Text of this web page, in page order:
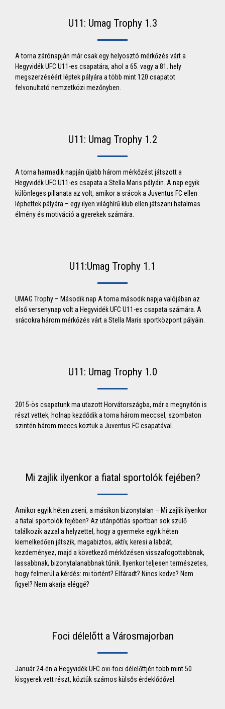
U11: Umag Trophy 1.3
A torna zárónapján már csak egy helyosztó mérkőzés várt a
Hegyvidék UFC U11-es csapatára, ahol a 65. vagy a 81. hely
megszerzéséért léptek pályára a több mint 120 csapatot
felvonultató nemzetközi mezőnyben.
U11: Umag Trophy 1.2
A torna harmadik napján újabb három mérkőzést játszott a
Hegyvidék UFC U11-es csapata a Stella Maris pályáin. A nap egyik
különleges pillanata az volt, amikor a srácok a Juventus FC ellen
léphettek pályára – egy ilyen világhírű klub ellen játszani hatalmas
élmény és motiváció a gyerekek számára.
U11:Umag Trophy 1.1
UMAG Trophy – Második nap A torna második napja valójában az
első versenynap volt a Hegyvidék UFC U11-es csapata számára. A
srácokra három mérkőzés várt a Stella Maris sportközpont pályáin.
U11: Umag Trophy 1.0
2015-ös csapatunk ma utazott Horvátországba, már a megnyitón is
részt vettek, holnap kezdődik a torna három meccsel, szombaton
szintén három meccs köztük a Juventus FC csapatával.
Mi zajlik ilyenkor a fiatal sportolók fejében?
Amikor egyik héten zseni, a másikon bizonytalan – Mi zajlik ilyenkor
a fiatal sportolók fejében? Az utánpótlás sportban sok szülő
találkozik azzal a helyzettel, hogy a gyermeke egyik héten
kiemelkedően játszik, magabiztos, aktív, keresi a labdát,
kezdeményez, majd a következő mérkőzésen visszafogottabbnak,
lassabbnak, bizonytalanabbnak tűnik. Ilyenkor teljesen természetes,
hogy felmerül a kérdés: mi történt? Elfáradt? Nincs kedve? Nem
figyel? Nem akarja eléggé?
Foci délelőtt a Városmajorban
Január 24-én a Hegyvidék UFC ovi-foci délelőttjén több mint 50
kisgyerek vett részt, köztük számos külsős érdeklődővel.